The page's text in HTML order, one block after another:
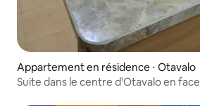
Appartement en résidence ⋅ Otavalo
Suite dans le centre d'Otavalo en